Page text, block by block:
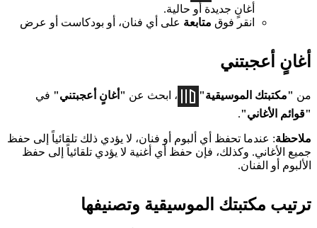
أغانٍ جديدة أو حالية.
انقر فوق متابعة على أي فنان، أو بودكاست أو عرض
أغانٍ أعجبتني
من "مكتبتك الموسيقية" ، ابحث عن "أغانٍ أعجبتني" في
"قوائم الأغاني".
ملاحظة: عندما تحفظ أي ألبوم أو فنان، لا يؤدي ذلك تلقائياً إلى حفظ
جميع الأغاني. وكذلك، فإن حفظ أي أغنية لا يؤدي تلقائياً إلى حفظ
الألبوم أو الفنان.
ترتيب مكتبتك الموسيقية وتصنيفها